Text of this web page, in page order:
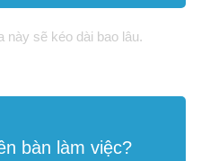
này sẽ kéo dài bao lâu.
bàn làm việc?